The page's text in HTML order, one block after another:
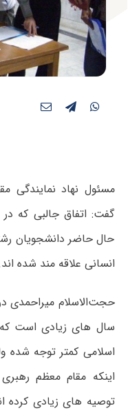
مسئول نهاد نمایندگی
گفت: اتفاق جالبی که
حال حاضر دانشجویان
انسانی علاقه مند شده
حجت‌الاسلام‌ میراحمدی
سال های زیادی است که
اینکه مقام معظم
توصیه های زیادی کرده